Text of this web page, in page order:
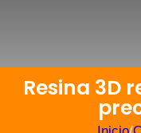
Resina 3D